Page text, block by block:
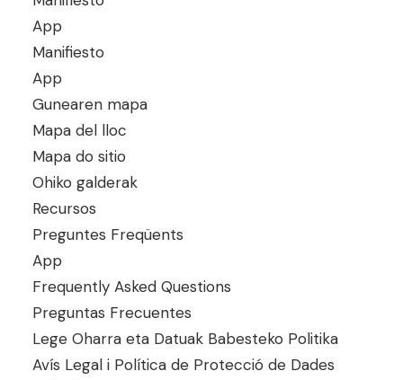
App
Manifiesto
App
Gunearen mapa
Mapa del lloc
Mapa do sitio
Ohiko galderak
Recursos
Preguntes Freqüents
App
Frequently Asked Questions
Preguntas Frecuentes
Lege Oharra eta Datuak Babesteko Politika
Avís Legal i Política de Protecció de Dades